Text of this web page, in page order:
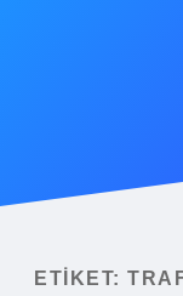
Yasal Uyarı
ETIKET: